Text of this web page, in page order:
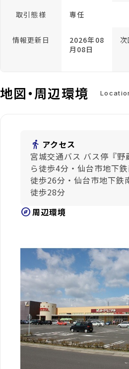
取引態様 専任
情報更新日
2026年08
月08日
地図・周辺環境
directions_walk アクセス
宮城交通バス バス停『野
ら徒歩4分・仙台市地下
徒歩26分・仙台市地下鉄
徒歩28分
explore周辺環境